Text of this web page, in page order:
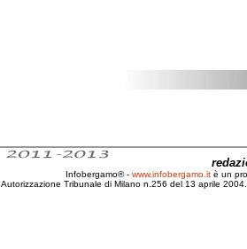
Infobergamo® - www.infobergamo.it è un
Autorizzazione Tribunale di Milano n.256 del 13 aprile